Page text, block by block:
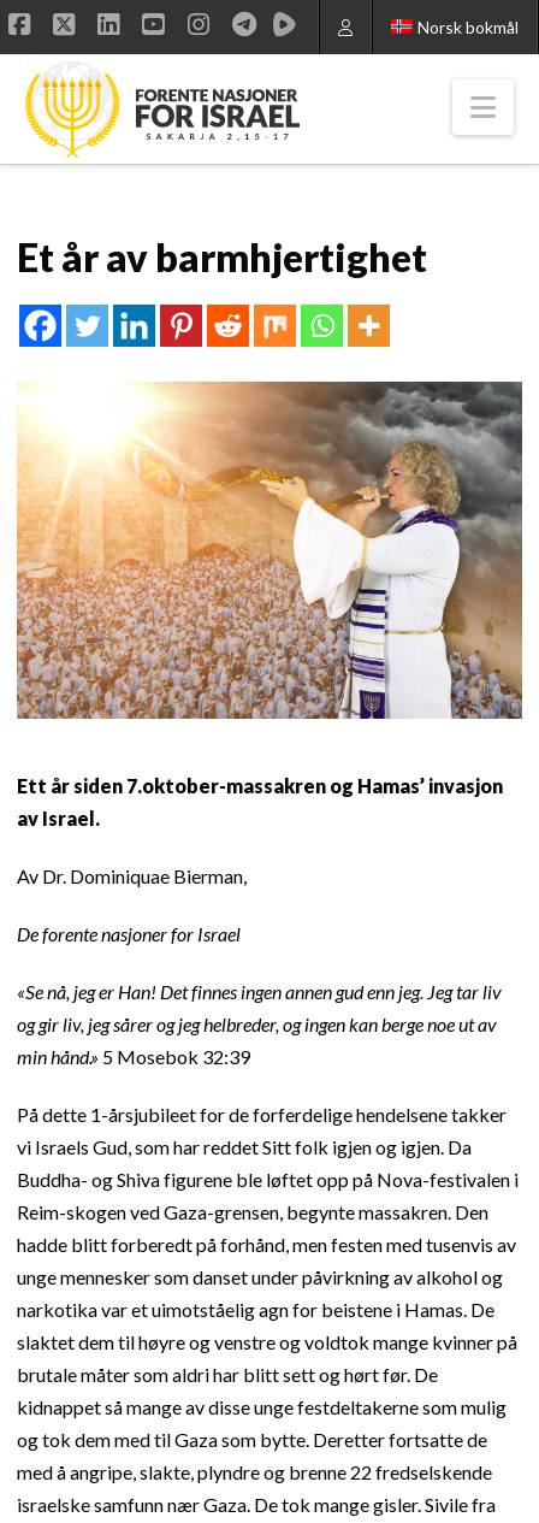
Norsk bokmål
Facebook
X LinkedIn
YouTube
Instagram
Et år av barmhjertighet
Ett år siden 7.oktober-massakren og Hamas’ invasjon
av Israel.
Av Dr. Dominiquae Bierman,
De forente nasjoner for Israel
«Se nå, jeg er Han! Det finnes ingen annen gud enn jeg. Jeg tar liv
og gir liv, jeg sårer og jeg helbreder, og ingen kan berge noe ut av
min hånd.» 5 Mosebok 32:39
På dette 1-årsjubileet for de forferdelige hendelsene takker
vi Israels Gud, som har reddet Sitt folk igjen og igjen. Da
Buddha- og Shiva figurene ble løftet opp på Nova-festivalen i
Reim-skogen ved Gaza-grensen, begynte massakren. Den
hadde blitt forberedt på forhånd, men festen med tusenvis av
unge mennesker som danset under påvirkning av alkohol og
narkotika var et uimotståelig agn for beistene i Hamas. De
slaktet dem til høyre og venstre og voldtok mange kvinner på
brutale måter som aldri har blitt sett og hørt før. De
kidnappet så mange av disse unge festdeltakerne som mulig
og tok dem med til Gaza som bytte. Deretter fortsatte de
med å angripe, slakte, plyndre og brenne 22 fredselskende
israelske samfunn nær Gaza. De tok mange gisler. Sivile fra